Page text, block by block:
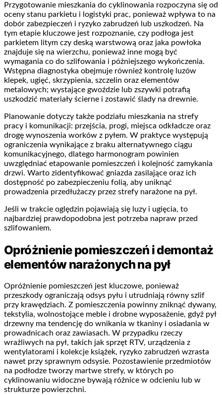
Przygotowanie mieszkania do cyklinowania rozpoczyna się od
oceny stanu parkietu i logistyki prac, ponieważ wpływa to na
dobór zabezpieczeń i ryzyko zabrudzeń lub uszkodzeń. Na
tym etapie kluczowe jest rozpoznanie, czy podłoga jest
parkietem litym czy deską warstwową oraz jaka powłoka
znajduje się na wierzchu, ponieważ inne mogą być
wymagania co do szlifowania i późniejszego wykończenia.
Wstępna diagnostyka obejmuje również kontrolę luzów
klepek, ugięć, skrzypienia, szczelin oraz elementów
metalowych; wystające gwoździe lub zszywki potrafią
uszkodzić materiały ścierne i zostawić ślady na drewnie.
Planowanie dotyczy także podziału mieszkania na strefy
pracy i komunikacji: przejścia, progi, miejsca odkładcze oraz
drogę wynoszenia worków z pyłem. W praktyce występują
ograniczenia wynikające z braku alternatywnego ciągu
komunikacyjnego, dlatego harmonogram powinien
uwzględniać etapowanie pomieszczeń i kolejność zamykania
drzwi. Warto zidentyfikować gniazda zasilające oraz ich
dostępność po zabezpieczeniu folią, aby uniknąć
prowadzenia przedłużaczy przez strefy narażone na pył.
Jeśli w trakcie oględzin pojawiają się luzy i ugięcia, to
najbardziej prawdopodobna jest potrzeba napraw przed
szlifowaniem.
Opróżnienie pomieszczeń i demontaż
elementów narażonych na pył
Opróżnienie pomieszczeń jest kluczowe, ponieważ
przeszkody ograniczają odsys pyłu i utrudniają równy szlif
przy krawędziach. Z pomieszczenia powinny zniknąć dywany,
tekstylia, wolnostojące meble i drobne wyposażenie, gdyż pył
drzewny ma tendencję do wnikania w tkaniny i osiadania w
prowadnicach oraz zawiasach. W przypadku rzeczy
wrażliwych na pył, takich jak sprzęt RTV, urządzenia z
wentylatorami i kolekcje książek, ryzyko zabrudzeń wzrasta
nawet przy sprawnym odsysie. Pozostawienie przedmiotów
na podłodze tworzy martwe strefy, w których po
cyklinowaniu widoczne bywają różnice w odcieniu lub w
strukturze powierzchni.